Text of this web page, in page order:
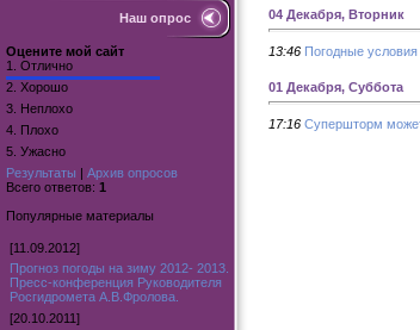
Наш опрос
Оцените мой сайт
1. Отлично
2. Хорошо
3. Неплохо
4. Плохо
5. Ужасно
Результаты | Архив опросов
Всего ответов: 1
Популярные материалы
[11.09.2012]
Прогноз погоды на зиму 2012- 2013.
Пресс-конференция Руководителя
Росгидромета А.В.Фролова.
[20.10.2011]
04 Декабря, Вторник
13:46 Погодные
01 Декабря, Суббота
17:16 Супершторм